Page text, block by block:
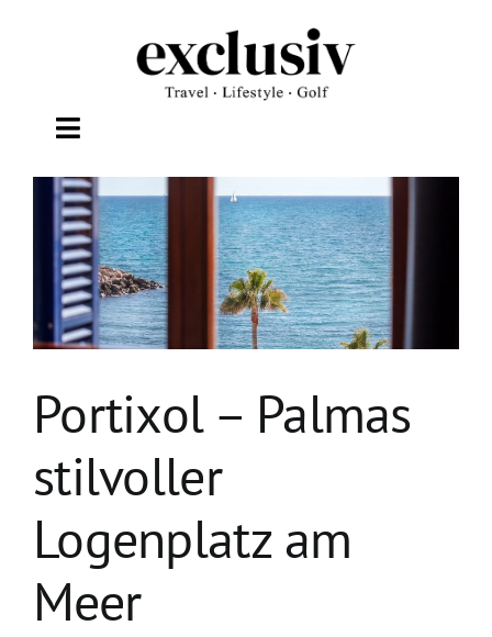
Toggle
Navigation
TRAVEL
LIFESTYLE
WELLNESS
GOLF
Portixol – Palmas
stilvoller
Logenplatz am
Meer